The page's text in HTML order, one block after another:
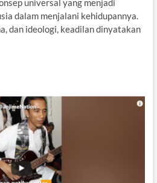
universal yang menjadi
dalam menjalani kehidupannya.
dan ideologi, keadilan dinyatakan